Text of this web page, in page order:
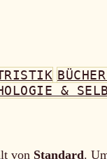
&
von Standard.